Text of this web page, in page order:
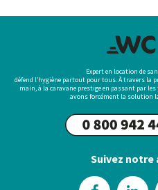
Expert en location de
défend l’hygiène partout pour tous. À travers la
main, à la caravane prestige en passant par
avons forcément la solution
Suivez